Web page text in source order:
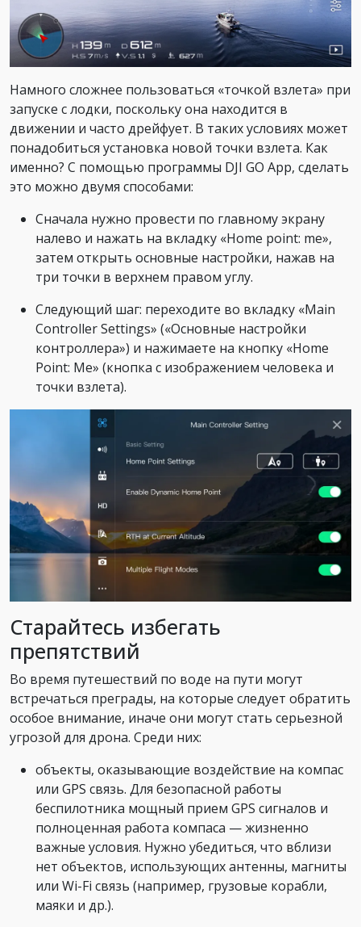
Намного сложнее пользоваться «точкой взлета» при
запуске с лодки, поскольку она находится в
движении и часто дрейфует. В таких условиях может
понадобиться установка новой точки взлета. Как
именно? С помощью программы DJI GO App, сделать
это можно двумя способами:
Сначала нужно провести по главному экрану
налево и нажать на вкладку «Home point: me»,
затем открыть основные настройки, нажав на
три точки в верхнем правом углу.
Следующий шаг: переходите во вкладку «Main
Controller Settings» («Основные настройки
контроллера») и нажимаете на кнопку «Home
Point: Me» (кнопка с изображением человека и
точки взлета).
Старайтесь избегать
препятствий
Во время путешествий по воде на пути могут
встречаться преграды, на которые следует обратить
особое внимание, иначе они могут стать серьезной
угрозой для дрона. Среди них:
объекты, оказывающие воздействие на компас
или GPS связь. Для безопасной работы
беспилотника мощный прием GPS сигналов и
полноценная работа компаса — жизненно
важные условия. Нужно убедиться, что вблизи
нет объектов, использующих антенны, магниты
или Wi-Fi связь (например, грузовые корабли,
маяки и др.).